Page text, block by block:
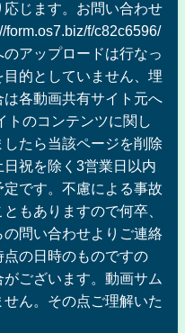
じます。お問い合わせ
form.os7.biz/f/c82c6596/
アップロードは行なっ
的としていません、埋
各動画共有サイト元へ
トのコンテンツに関し
たら当該ページを削除
祝を除く3営業日以内
です。不慮による事故
もありますので何卒、
問い合わせよりご連絡
の日時のものですの
ございます。動画サム
ん。その点ご理解いた